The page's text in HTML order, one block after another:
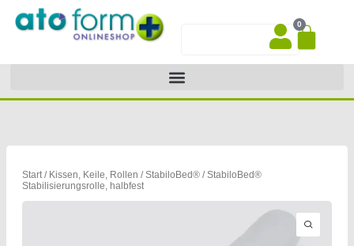
Inhalt
0
Start/ Kissen, Keile, Rollen /StabiloBed®/ StabiloBed®
Stabilisierungsrolle, halbfest